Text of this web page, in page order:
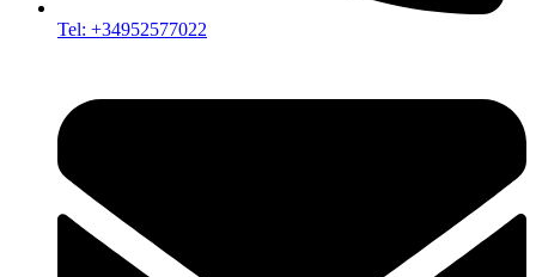
Tel: +34952577022